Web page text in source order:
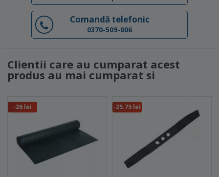
Comandă telefonic
0370-509-006
Clientii care au cumparat acest
produs au mai cumparat si
-26 lei -25.75 lei